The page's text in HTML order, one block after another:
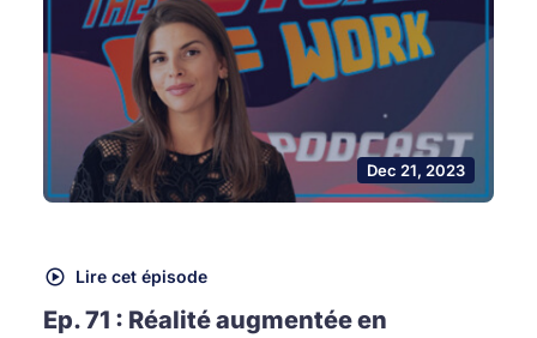
Dec 21, 2023
Lire cet épisode
Ep. 71 : Réalité augmentée en